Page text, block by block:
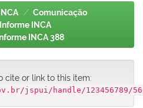
Comunicação
Informe INCA
INCA 388
cite or link to this item:
jspui/handle/123456789/